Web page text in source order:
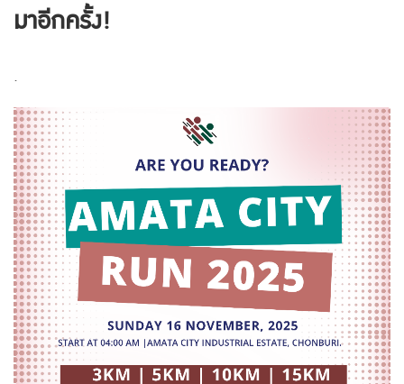
มาอีกครั้ง!
.